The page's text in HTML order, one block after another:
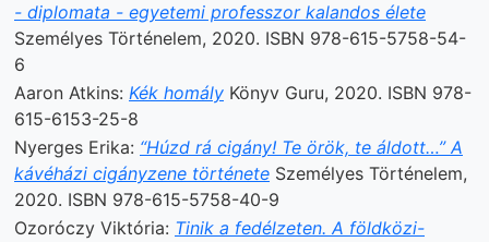
- diplomata - egyetemi professzor kalandos élete
Személyes Történelem, 2020. ISBN 978-615-5758-54-
6
Aaron Atkins: Kék homály Könyv Guru, 2020. ISBN 978-
615-6153-25-8
Nyerges Erika: “Húzd rá cigány! Te örök, te áldott…” A
kávéházi cigányzene története Személyes Történelem,
2020. ISBN 978-615-5758-40-9
Ozoróczy Viktória: Tinik a fedélzeten. A földközi-